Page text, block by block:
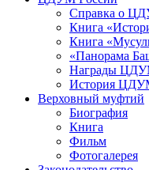
Справка о
Книга
Книга
«Панорама
Награды
История
Верховный муфтий
Биография
Книга
Фильм
Фотогалерея